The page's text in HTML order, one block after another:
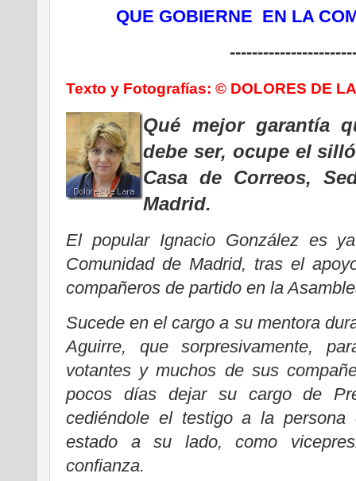
QUE GOBIERNE EN LA
Texto y Fotografías: © DOLORES DE
Qué mejor garantía
debe ser, ocupe el
Casa de Correos,
Madrid.
El popular Ignacio González es
Comunidad de Madrid, tras el
compañeros de partido en la
Sucede en el cargo a su mentora
Aguirre, que sorpresivamente,
votantes y muchos de sus
pocos días dejar su cargo de
cediéndole el testigo a la
estado a su lado, como
confianza.